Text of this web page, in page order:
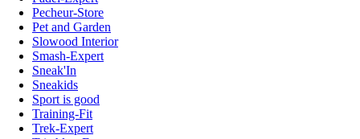
Pecheur-Store
Pet and Garden
Slowood Interior
Smash-Expert
Sneak'In
Sneakids
Sport is good
Training-Fit
Trek-Expert